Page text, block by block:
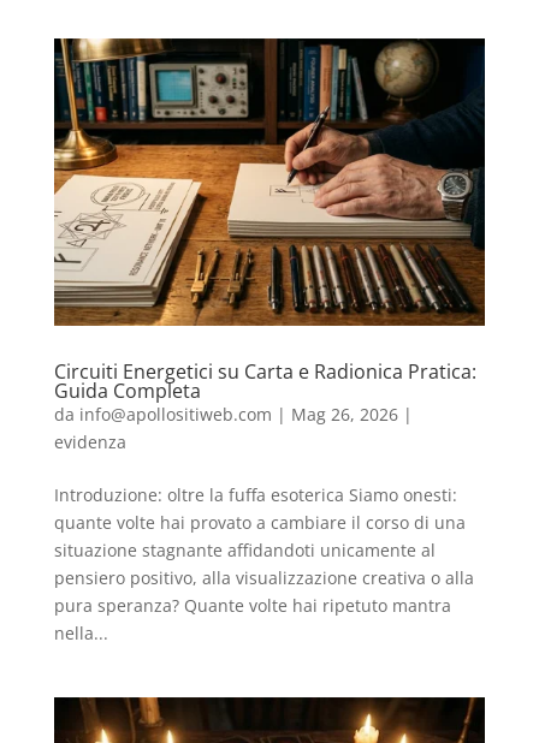
Circuiti Energetici su Carta e Radionica Pratica:
Guida Completa
da info@apollositiweb.com | Mag 26, 2026|
evidenza
Introduzione: oltre la fuffa esoterica Siamo onesti:
quante volte hai provato a cambiare il corso di una
situazione stagnante affidandoti unicamente al
pensiero positivo, alla visualizzazione creativa o alla
pura speranza? Quante volte hai ripetuto mantra
nella...